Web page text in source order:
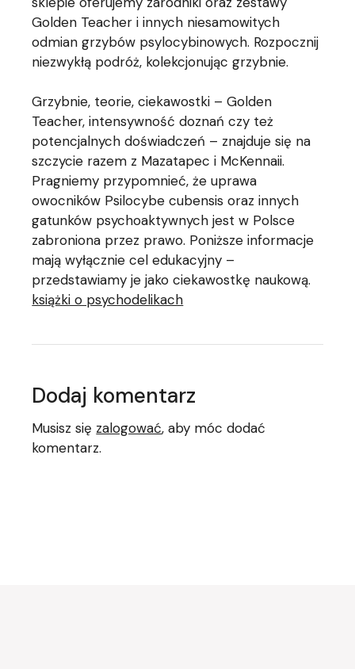
Golden Teacher i innych niesamowitych
odmian grzybów psylocybinowych. Rozpocznij
niezwykłą podróż, kolekcjonując grzybnie.
Grzybnie, teorie, ciekawostki – Golden
Teacher, intensywność doznań czy też
potencjalnych doświadczeń – znajduje się na
szczycie razem z Mazatapec i McKennaii.
Pragniemy przypomnieć, że uprawa
owocników Psilocybe cubensis oraz innych
gatunków psychoaktywnych jest w Polsce
zabroniona przez prawo. Poniższe informacje
mają wyłącznie cel edukacyjny –
przedstawiamy je jako ciekawostkę naukową.
książki o psychodelikach
Dodaj komentarz
Musisz się zalogować, aby móc dodać
komentarz.